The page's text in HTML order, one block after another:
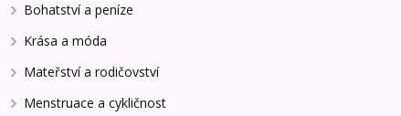
Bohatství a peníze
Krása a móda
Mateřství a rodičovství
Menstruace a cykličnost